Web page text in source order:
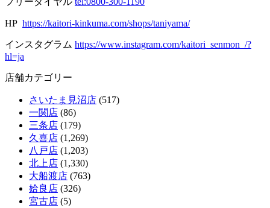
HP https://kaitori-kinkuma.com/shops/taniyama/
インスタグラム https://www.instagram.com/kaitori_senmon_/?
hl=ja
店舗カテゴリー
さいたま見沼店 (517)
一関店 (86)
三条店 (179)
久喜店 (1,269)
八戸店 (1,203)
北上店 (1,330)
大船渡店 (763)
姶良店 (326)
宮古店 (5)